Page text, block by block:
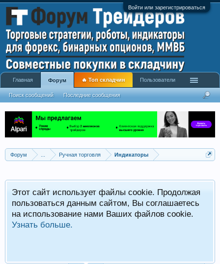
Войти или зарегистрироваться
Форум Ручная торговля Индикаторы
Этот сайт использует файлы cookie. Продолжая
пользоваться данным сайтом, Вы соглашаетесь
на использование нами Ваших файлов cookie.
Узнать больше.
Главная Форум
Поиск сообщений Последние сообщения
🔥 Топ складчин Пользователи